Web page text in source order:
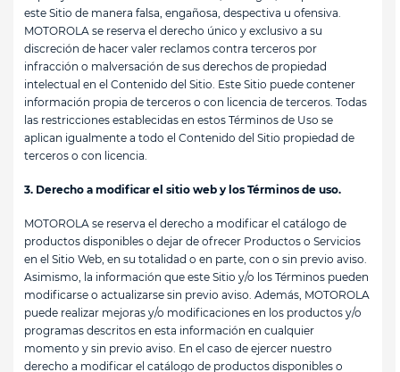
este Sitio de manera falsa, engañosa, despectiva u ofensiva.
MOTOROLA se reserva el derecho único y exclusivo a su
discreción de hacer valer reclamos contra terceros por
infracción o malversación de sus derechos de propiedad
intelectual en el Contenido del Sitio. Este Sitio puede contener
información propia de terceros o con licencia de terceros. Todas
las restricciones establecidas en estos Términos de Uso se
aplican igualmente a todo el Contenido del Sitio propiedad de
terceros o con licencia.
3. Derecho a modificar el sitio web y los Términos de uso.
MOTOROLA se reserva el derecho a modificar el catálogo de
productos disponibles o dejar de ofrecer Productos o Servicios
en el Sitio Web, en su totalidad o en parte, con o sin previo aviso.
Asimismo, la información que este Sitio y/o los Términos pueden
modificarse o actualizarse sin previo aviso. Además, MOTOROLA
puede realizar mejoras y/o modificaciones en los productos y/o
programas descritos en esta información en cualquier
momento y sin previo aviso. En el caso de ejercer nuestro
derecho a modificar el catálogo de productos disponibles o